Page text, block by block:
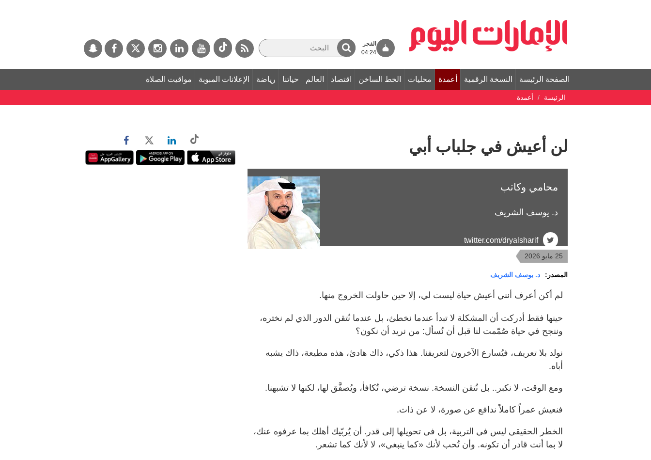
الفجر
04:24
الصفحة الرئيسة النسخة الرقمية أعمدة محليات الخط الساخن اقتصاد العالم حياتنا رياضة الإعلانات المبوبة مواقيت الصلاة
الرئيسة أعمدة
لن أعيش في جلباب أبي
محامي وكاتب
د. يوسف الشريف
twitter.com/dryalsharif
25 مايو 2026
المصدر: د. يوسف الشريف
لم أكن أعرف أنني أعيش حياة ليست لي، إلا حين حاولت الخروج منها.
حينها فقط أدركت أن المشكلة لا تبدأ عندما نخطئ، بل عندما نُتقن الدور الذي لم نختره،
وننجح في حياة صُمّمت لنا قبل أن نُسأل: من نريد أن نكون؟
نولد بلا تعريف، فيُسارع الآخرون لتعريفنا. هذا ذكي، ذاك هادئ، هذه مطيعة، ذاك يشبه
أباه.
ومع الوقت، لا نكبر.. بل نُتقن النسخة. نسخة ترضي، تُكافأ، ويُصفَّق لها، لكنها لا تشبهنا.
فنعيش عمراً كاملاً ندافع عن صورة، لا عن ذات.
الخطر الحقيقي ليس في التربية، بل في تحويلها إلى قدر. أن يُربّيك أهلك بما عرفوه عنك،
لا بما أنت قادر أن تكونه. وأن تُحب لأنك «كما ينبغي»، لا لأنك كما تشعر.